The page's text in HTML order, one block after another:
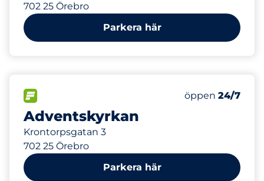
702 25 Örebro
Parkera här
Adventskyrkan
Krontorpsgatan 3
702 25 Örebro
Antal
Totalt antal
Lördag
öppen 24/7
333 m
Parkera här